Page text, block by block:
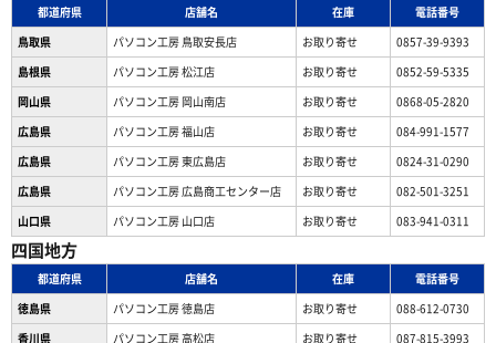
都道府県 店舗名 在庫
電話番号
鳥取県
パソコン工房 鳥取安長店 お取り寄せ
0857-39-9393
島根県
パソコン工房 松江店 お取り寄せ
0852-59-5335
岡山県
パソコン工房 岡山南店 お取り寄せ
0868-05-2820
広島県
パソコン工房 福山店 お取り寄せ
084-991-1577
広島県
パソコン工房 東広島店 お取り寄せ
0824-31-0290
広島県
パソコン工房 広島商工センター店 お取り寄せ
082-501-3251
山口県
パソコン工房 山口店 お取り寄せ 083-941-0311
四国地方
都道府県 店舗名 在庫
電話番号
徳島県
パソコン工房 徳島店 お取り寄せ
088-612-0730
香川県
パソコン工房 高松店 お取り寄せ 087-815-3993